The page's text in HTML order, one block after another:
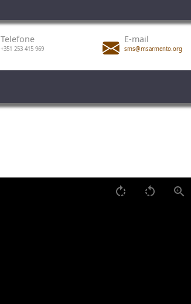
Telefone
+351 253 415 969
E-mail
sms@msarmento.org